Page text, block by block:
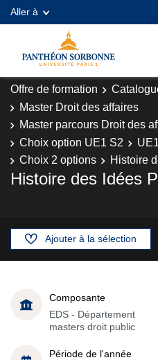
Aller à
Offre de formation
Master Droit des affaires
Master parcours Droit des
Choix option UE1 S2
Choix 2 options
Histoire
Histoire des Idées
Ajouter à la sélection
Composante
EDS - Département
masters droit public
Période de l'année